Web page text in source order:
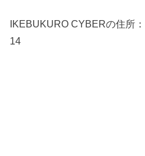
IKEBUKURO CYBERの住所：
14